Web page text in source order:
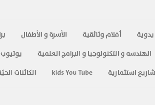
840 أفلام وثائقية الأسرة و الأطفال
الهندسه و التكنولوجيا و البرامج العلمية
استثمارية kids You Tube الكائنات